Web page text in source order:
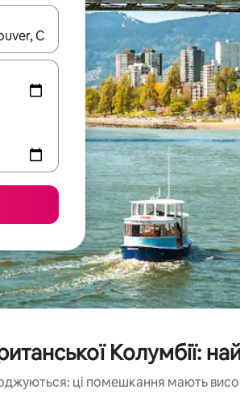
для навігації сторінкою клавіші зі
Колумбії:
ці помешкання мають